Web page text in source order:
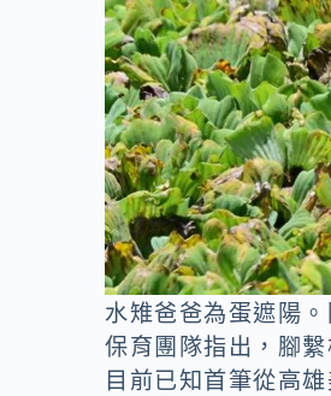
水雉爸爸為蛋遮陽
保育團隊指出，腳
目前已知首筆從高